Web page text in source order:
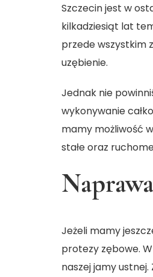
Szczecin jest w
kilkadziesiąt lat
przede wszystkim
uzębienie.
Jednak nie
wykonywanie
mamy możliwość
stałe oraz
Jeżeli mamy
protezy zębowe.
naszej jamy